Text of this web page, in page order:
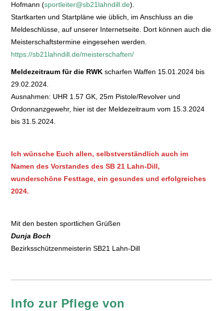
Hofmann (sportleiter@sb21lahndill.de).
Startkarten und Startpläne wie üblich, im Anschluss an die
Meldeschlüsse, auf unserer Internetseite. Dort können auch die
Meisterschaftstermine eingesehen werden.
https://sb21lahndill.de/meisterschaften/
Meldezeitraum für die RWKscharfen Waffen 15.01.2024 bis
29.02.2024.
Ausnahmen: UHR 1.57 GK, 25m Pistole/Revolver und
Ordonnanzgewehr, hier ist der Meldezeitraum vom 15.3.2024
bis 31.5.2024.
Ich wünsche Euch allen, selbstverständlich auch im
Namen des Vorstandes des SB 21 Lahn-Dill,
wunderschöne Festtage, ein gesundes und erfolgreiches
2024.
Mit den besten sportlichen Grüßen
Dunja Boch
Bezirksschützenmeisterin SB21 Lahn-Dill
Info zur Pflege von